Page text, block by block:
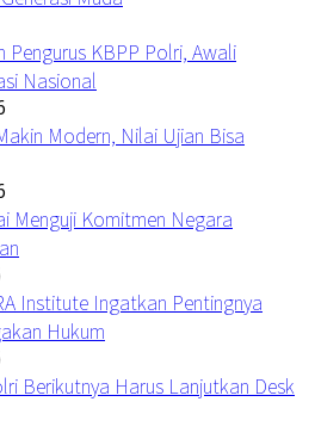
Pengurus KBPP Polri, Awali
Nasional
Modern, Nilai Ujian Bisa
Menguji Komitmen Negara
Institute Ingatkan Pentingnya
Hukum
Berikutnya Harus Lanjutkan Desk